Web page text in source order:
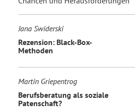
Jana Swiderski
Rezension: Black-Box-
Methoden
Martin Griepentrog
Berufsberatung als soziale
Patenschaft?